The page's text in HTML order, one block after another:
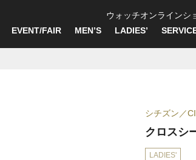
ウォッチオンラインシ
EVENT/FAIR
MEN’S LADIES’
シチズン
クロスシ
LADIES'